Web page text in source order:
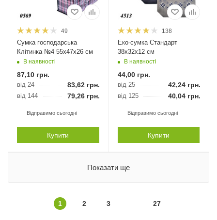
49
Сумка господарська
Клітинка №4 55х47х26 см
В наявності
87,10 грн.
від 24 83,62 грн.
від 144 79,26 грн.
Відправимо сьогодні
Купити
138
Еко-сумка Стандарт
38х32х12 см
В наявності
44,00грн.
від 25 42,24грн.
від 125 40,04грн.
Відправимо сьогодні
Купити
Показати ще
1 2 3 27